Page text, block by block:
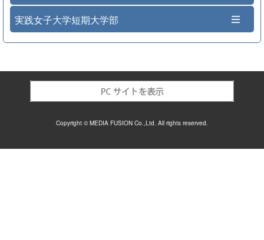
実践女子大学短期大学部
Copyright © MEDIA FUSION Co.,Ltd. All rights reserved.